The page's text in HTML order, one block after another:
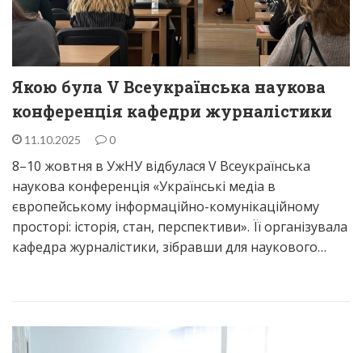
Якою була V Всеукраїнська наукова
конференція кафедри журналістики
11.10.2025 0
8–10 жовтня в УжНУ відбулася V Всеукраїнська
наукова конференція «Українські медіа в
європейському інформаційно-комунікаційному
просторі: історія, стан, перспективи». Її організувала
кафедра журналістики, зібравши для наукового…